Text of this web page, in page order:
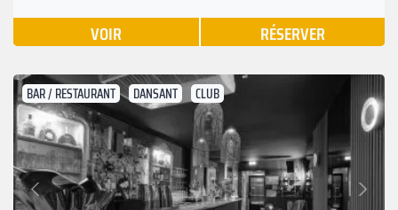
VOIR RÉSERVER
BAR / RESTAURANT DANSANT CLUB
Précédent
Suivant